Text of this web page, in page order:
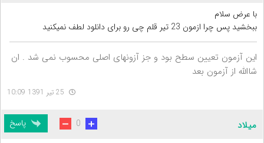
با عرض سلام
ببخشید پس چرا ازمون 23 تیر قلم چی رو برای دانلود لطف نمیکنید
این آزمون تعیین سطح بود و جز آزونهای اصلی محسوب نمی شد . ان
شاالله از آزمون بعد
میلاد 0 پاسخ